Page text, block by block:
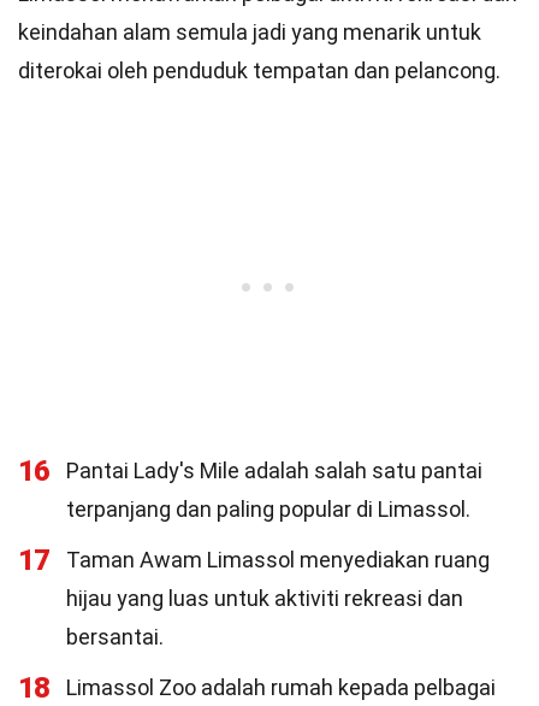
keindahan alam semula jadi yang menarik untuk
diterokai oleh penduduk tempatan dan pelancong.
16
Pantai Lady's Mile adalah salah satu pantai
terpanjang dan paling popular di Limassol.
17
Taman Awam Limassol menyediakan ruang
hijau yang luas untuk aktiviti rekreasi dan
bersantai.
18
Limassol Zoo adalah rumah kepada pelbagai